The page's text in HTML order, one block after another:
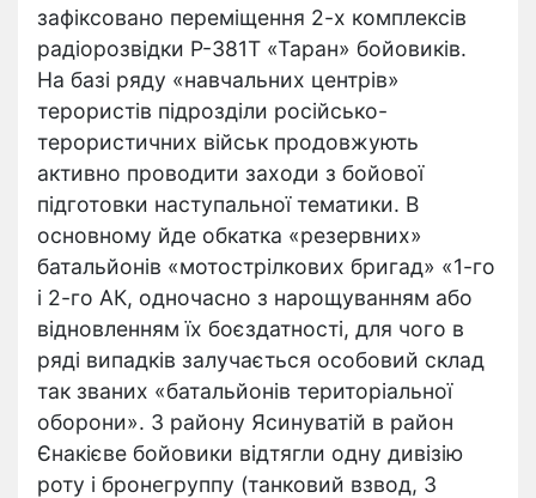
зафіксовано переміщення 2-х комплексів
радіорозвідки Р-381Т «Таран» бойовиків.
На базі ряду «навчальних центрів»
терористів підрозділи російсько-
терористичних військ продовжують
активно проводити заходи з бойової
підготовки наступальної тематики. В
основному йде обкатка «резервних»
батальйонів «мотострілкових бригад» «1-го
і 2-го АК, одночасно з нарощуванням або
відновленням їх боєздатності, для чого в
ряді випадків залучається особовий склад
так званих «батальйонів територіальної
оборони». З району Ясинуватій в район
Єнакієве бойовики відтягли одну дивізію
роту і бронегруппу (танковий взвод, 3